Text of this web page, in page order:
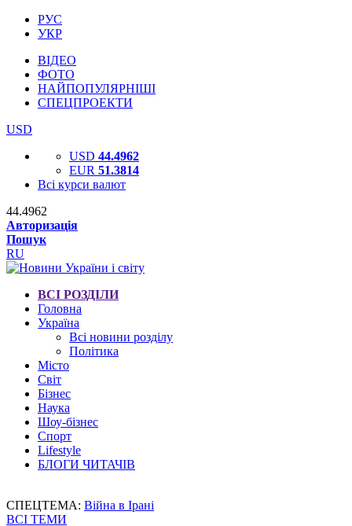
РУС
УКР
ВІДЕО
ФОТО
НАЙПОПУЛЯРНІШІ
СПЕЦПРОЕКТИ
USD
USD 44.4962
EUR 51.3814
Всі курси валют
44.4962
Авторизація
Пошук
RU
ВСІ РОЗДІЛИ
Головна
Україна
Всі новини розділу
Політика
Місто
Світ
Бізнес
Наука
Шоу-бізнес
Спорт
Lifestyle
БЛОГИ ЧИТАЧІВ
СПЕЦТЕМА: Війна в Ірані
ВСІ ТЕМИ